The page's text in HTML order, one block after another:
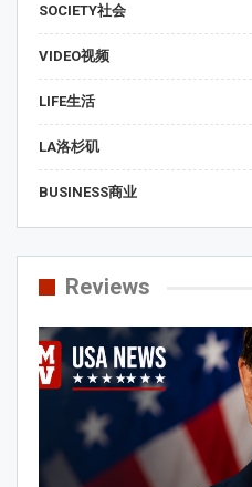
SOCIETY社会
VIDEO视频
LIFE生活
LA洛杉矶
BUSINESS商业
Reviews